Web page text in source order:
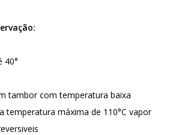
40°
tambor com temperatura baixa
temperatura máxima de 110°C vapor